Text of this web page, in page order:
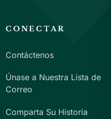
CONECTAR
Contáctenos
Únase a Nuestra Lista de
Correo
Comparta Su Historia